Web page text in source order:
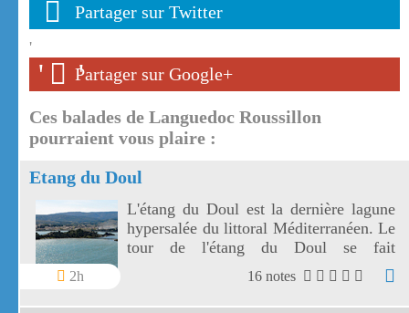
Partager sur Twitter
'
' '
Partager sur Google+
Ces balades de Languedoc Roussillon
pourraient vous plaire :
Etang du Doul
2h
L'étang du Doul est la dernière lagune
hypersalée du littoral Méditerranéen. Le
tour de l'étang du Doul se fait
facilement en 1 heure environ.
16 notes